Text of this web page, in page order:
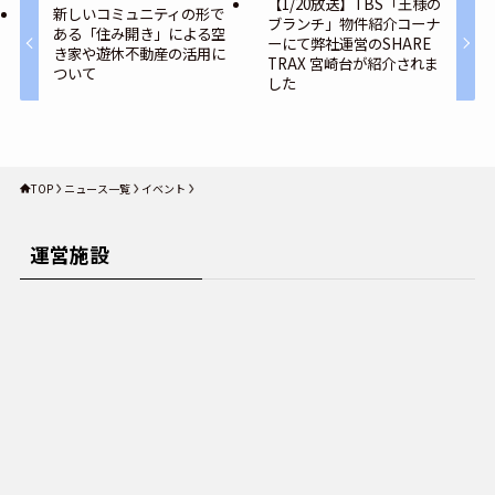
新しいコミュニティの形で
ある「住み開き」による空
き家や遊休不動産の活用に
ついて
ブランチ」物件紹介コーナ
ーにて弊社運営のSHARE
TRAX 宮崎台が紹介されま
した
TOP ニュース一覧 イベント
運営施設